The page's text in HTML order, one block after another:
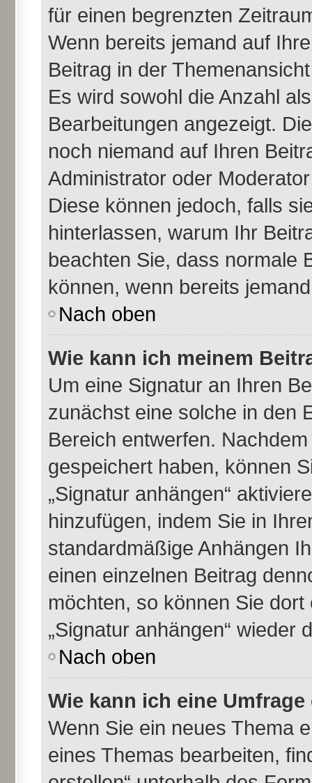
für einen begrenzten
Wenn bereits jemand auf
Beitrag in der
Es wird sowohl die Anzahl
Bearbeitungen angezeigt.
noch niemand auf Ihren
Administrator oder
Diese können jedoch, falls
hinterlassen, warum Ihr
beachten Sie, dass normale
können, wenn bereits
Nach oben
Wie kann ich meinem
Um eine Signatur an Ihren
zunächst eine solche in den
Bereich entwerfen.
gespeichert haben, können
„Signatur anhängen“
hinzufügen, indem Sie in
standardmäßige Anhängen
einen einzelnen Beitrag
möchten, so können Sie
„Signatur anhängen“ wieder
Nach oben
Wie kann ich eine
Wenn Sie ein neues Thema
eines Themas bearbeiten,